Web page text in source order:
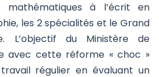
à l’écrit en
les 2 spécialités et le Grand
L’objectif du Ministère de
avec cette réforme « choc »
régulier en évaluant un